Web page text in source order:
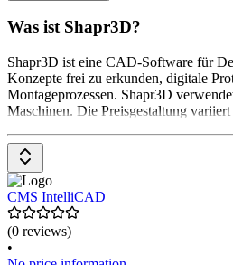
Was ist Shapr3D?
Shapr3D ist eine CAD-Software für
Konzepte frei zu erkunden, digitale
Montageprozessen. Shapr3D
Maschinen. Die Preisgestaltung
CMS IntelliCAD
(0 reviews)
•